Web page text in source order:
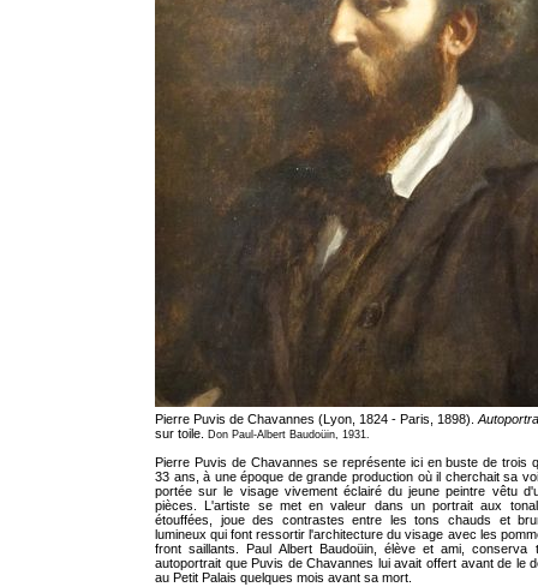
Pierre Puvis de Chavannes (Lyon, 1824 - Paris, 1898).
sur toile. Don Paul-Albert Baudoüin, 1931.
Pierre Puvis de Chavannes se représente ici en buste de trois
33 ans, à une époque de grande production où il cherchait sa
portée sur le visage vivement éclairé du jeune peintre vêtu
pièces. L'artiste se met en valeur dans un portrait aux
étouffées, joue des contrastes entre les tons chauds et
lumineux qui font ressortir l'architecture du visage avec les
front saillants. Paul Albert Baudoüin, élève et ami,
autoportrait que Puvis de Chavannes lui avait offert avant de le
au Petit Palais quelques mois avant sa mort.